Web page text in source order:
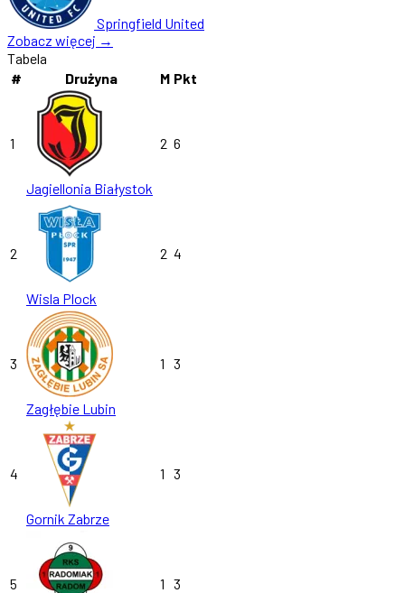
Springfield United
Zobacz więcej →
Tabela
#
Drużyna M Pkt
1
Jagiellonia Białystok
2 6
2
Wisla Plock
2 4
3
Zagłębie Lubin
1 3
4
Gornik Zabrze
1 3
5 1 3